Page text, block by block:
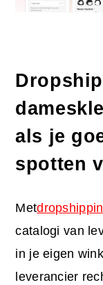
als je
spotten
Met
catalogi van
in je eigen
leverancier